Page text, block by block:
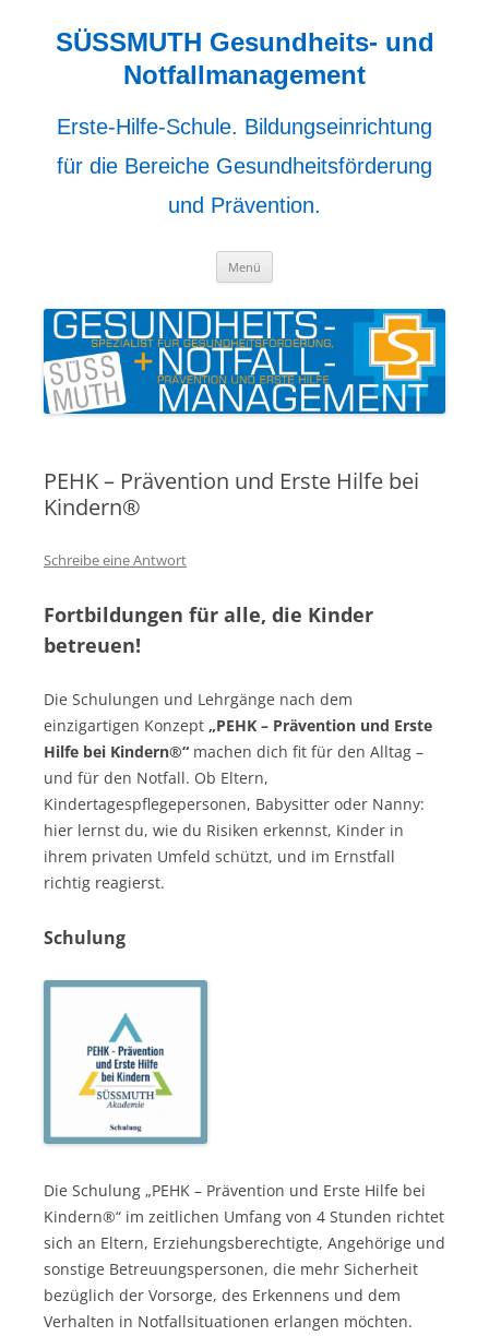
springenSÜSSMUTH Gesundheits- und
Notfallmanagement
Erste-Hilfe-Schule. Bildungseinrichtung
für die Bereiche Gesundheitsförderung
und Prävention.
Menü
PEHK – Prävention und Erste Hilfe bei
Kindern®
Schreibe eine Antwort
Fortbildungen für alle, die Kinder
betreuen!
Die Schulungen und Lehrgänge nach dem
einzigartigen Konzept „PEHK – Prävention und Erste
Hilfe bei Kindern®“ machen dich fit für den Alltag –
und für den Notfall. Ob Eltern,
Kindertagespflegepersonen, Babysitter oder Nanny:
hier lernst du, wie du Risiken erkennst, Kinder in
ihrem privaten Umfeld schützt, und im Ernstfall
richtig reagierst.
Schulung
Die Schulung „PEHK – Prävention und Erste Hilfe bei
Kindern®“ im zeitlichen Umfang von 4 Stunden richtet
sich an Eltern, Erziehungsberechtigte, Angehörige und
sonstige Betreuungspersonen, die mehr Sicherheit
bezüglich der Vorsorge, des Erkennens und dem
Verhalten in Notfallsituationen erlangen möchten.